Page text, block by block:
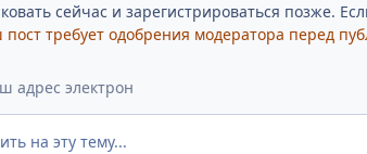
сейчас и зарегистрироваться позже.
требует одобрения модератора перед
на эту тему...